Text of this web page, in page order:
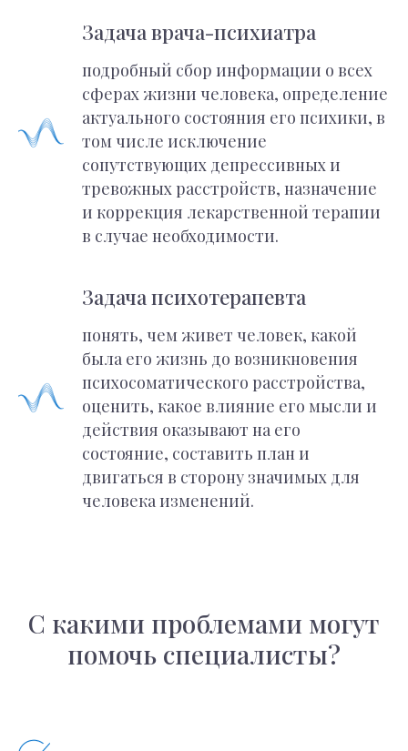
Задача врача-психиатра
подробный сбор информации о всех
сферах жизни человека, определение
актуального состояния его психики, в
том числе исключение
сопутствующих депрессивных и
тревожных расстройств, назначение
и коррекция лекарственной терапии
в случае необходимости.
Задача психотерапевта
понять, чем живет человек, какой
была его жизнь до возникновения
психосоматического расстройства,
оценить, какое влияние его мысли и
действия оказывают на его
состояние, составить план и
двигаться в сторону значимых для
человека изменений.
С какими проблемами могут
помочь специалисты?
своё дело, увлечены
профессией и
совершенствуются
постоянно